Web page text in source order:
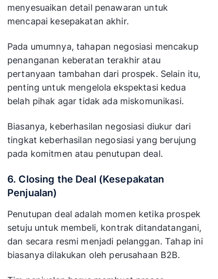
menyesuaikan detail penawaran untuk
mencapai kesepakatan akhir.
Pada umumnya, tahapan negosiasi mencakup
penanganan keberatan terakhir atau
pertanyaan tambahan dari prospek. Selain itu,
penting untuk mengelola ekspektasi kedua
belah pihak agar tidak ada miskomunikasi.
Biasanya, keberhasilan negosiasi diukur dari
tingkat keberhasilan negosiasi yang berujung
pada komitmen atau penutupan deal.
6. Closing the Deal (Kesepakatan
Penjualan)
Penutupan deal adalah momen ketika prospek
setuju untuk membeli, kontrak ditandatangani,
dan secara resmi menjadi pelanggan. Tahap ini
biasanya dilakukan oleh perusahaan B2B.